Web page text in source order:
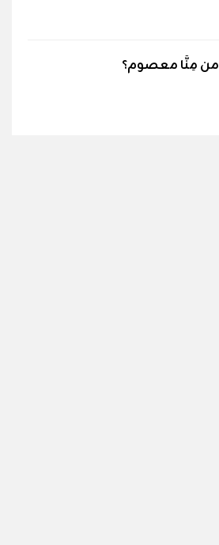
من مِنَّا معصوم؟